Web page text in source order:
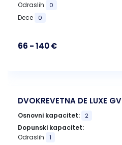
Odraslih
0
Dece 0
66 - 140 €
DVOKREVETNA DE LUXE GV
Osnovni kapacitet: 2
Dopunski kapacitet:
Odraslih
1